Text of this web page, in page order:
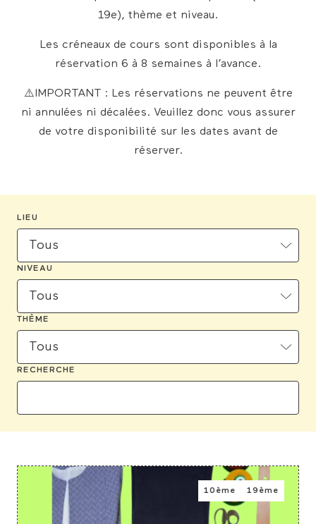
19e), thème et niveau.
Les créneaux de cours sont disponibles à la
réservation 6 à 8 semaines à l’avance.
⚠️IMPORTANT : Les réservations ne peuvent être
ni annulées ni décalées. Veuillez donc vous assurer
de votre disponibilité sur les dates avant de
réserver.
LIEU
NIVEAU
THÈME
RECHERCHE
10ème 19ème